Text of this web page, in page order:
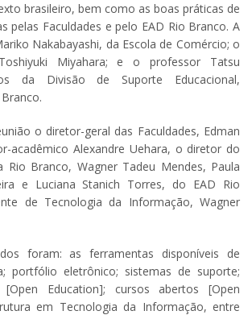
brasileiro, bem como as boas práticas de
pelas Faculdades e pelo EAD Rio Branco. A
Nakabayashi, da Escola de Comércio; o
Miyahara; e o professor Tatsu
da Divisão de Suporte Educacional,
o diretor-geral das Faculdades, Edman
acadêmico Alexandre Uehara, o diretor do
Rio Branco, Wagner Tadeu Mendes, Paula
e Luciana Stanich Torres, do EAD Rio
de Tecnologia da Informação, Wagner
foram: as ferramentas disponíveis de
portfólio eletrônico; sistemas de suporte;
[Open Education]; cursos abertos [Open
em Tecnologia da Informação, entre